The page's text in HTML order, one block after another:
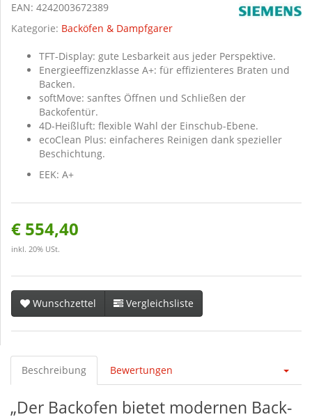
EAN: 4242003672389
Kategorie: Backöfen & Dampfgarer
TFT-Display: gute Lesbarkeit aus jeder Perspektive.
Energieeffizenzklasse A+: für effizienteres Braten und
Backen.
softMove: sanftes Öffnen und Schließen der
Backofentür.
4D-Heißluft: flexible Wahl der Einschub-Ebene.
ecoClean Plus: einfacheres Reinigen dank spezieller
Beschichtung.
EEK: A+
€ 554,40
inkl. 20% USt.
Wunschzettel Vergleichsliste
Beschreibung Bewertungen
„Der Backofen bietet modernen Back-